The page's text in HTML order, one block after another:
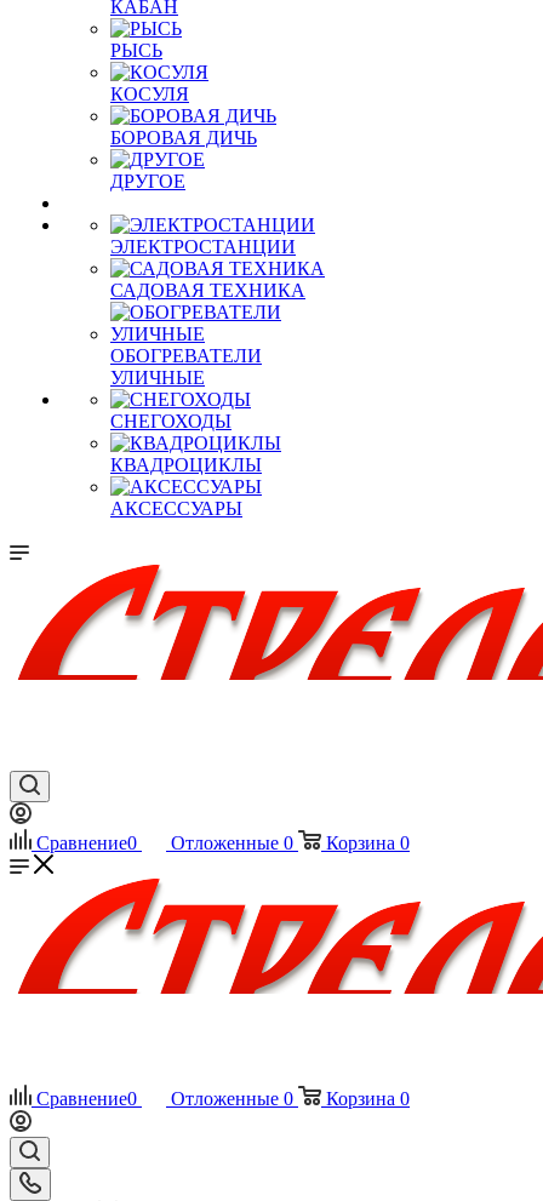
КАБАН
РЫСЬ
КОСУЛЯ
БОРОВАЯ ДИЧЬ
ДРУГОЕ
ЭЛЕКТРОСТАНЦИИ
САДОВАЯ ТЕХНИКА
ОБОГРЕВАТЕЛИ
УЛИЧНЫЕ
СНЕГОХОДЫ
КВАДРОЦИКЛЫ
АКСЕССУАРЫ
Сравнение0 Отложенные 0 Корзина 0
Сравнение0 Отложенные 0 Корзина 0